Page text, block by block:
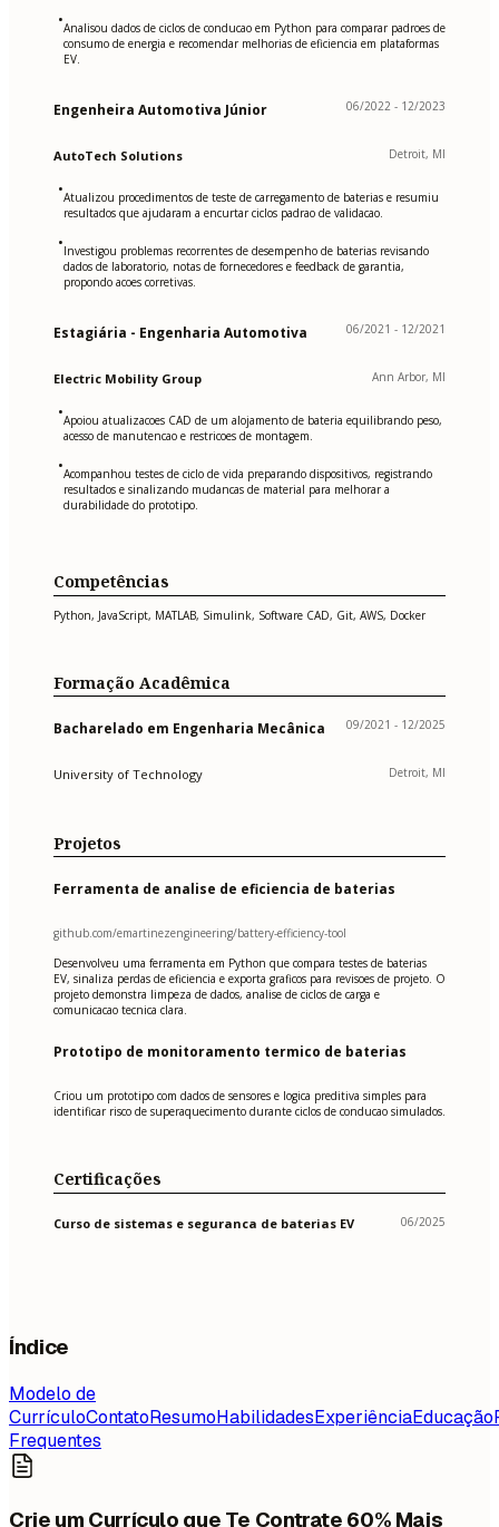
•Analisou dados de ciclos de conducao em Python para comparar padroes de
consumo de energia e recomendar melhorias de eficiencia em plataformas
EV.
Engenheira Automotiva Júnior 06/2022 - 12/2023
AutoTech Solutions Detroit, MI
•Atualizou procedimentos de teste de carregamento de baterias e resumiu
resultados que ajudaram a encurtar ciclos padrao de validacao.
•Investigou problemas recorrentes de desempenho de baterias revisando
dados de laboratorio, notas de fornecedores e feedback de garantia,
propondo acoes corretivas.
Estagiária - Engenharia Automotiva 06/2021 - 12/2021
Electric Mobility Group Ann Arbor, MI
•Apoiou atualizacoes CAD de um alojamento de bateria equilibrando peso,
acesso de manutencao e restricoes de montagem.
•Acompanhou testes de ciclo de vida preparando dispositivos, registrando
resultados e sinalizando mudancas de material para melhorar a
durabilidade do prototipo.
Competências
Python, JavaScript, MATLAB, Simulink, Software CAD, Git, AWS, Docker
Formação Acadêmica
Bacharelado em Engenharia Mecânica 09/2021 - 12/2025
University of Technology Detroit, MI
Projetos
Ferramenta de analise de eficiencia de baterias
github.com/emartinezengineering/battery-efficiency-tool
Desenvolveu uma ferramenta em Python que compara testes de baterias
EV, sinaliza perdas de eficiencia e exporta graficos para revisoes de projeto. O
projeto demonstra limpeza de dados, analise de ciclos de carga e
comunicacao tecnica clara.
Prototipo de monitoramento termico de baterias
Criou um prototipo com dados de sensores e logica preditiva simples para
identificar risco de superaquecimento durante ciclos de conducao simulados.
Certificações
Curso de sistemas e seguranca de baterias EV 06/2025
Índice
Modelo de
CurrículoContatoResumoHabilidadesExperiênciaEducação
Frequentes
Crie um Currículo que Te Contrate 60% Mais